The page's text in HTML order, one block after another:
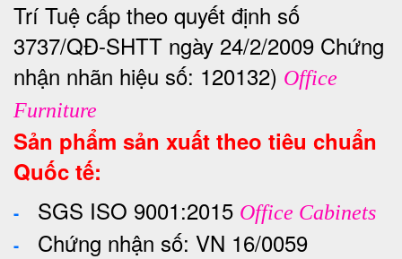
Trí Tuệ cấp theo quyết định số
3737/QĐ-SHTT ngày 24/2/2009 Chứng
nhận nhãn hiệu số: 120132) Office
Furniture
Sản phẩm sản xuất theo tiêu chuẩn
Quốc tế:
- SGS ISO 9001:2015 Office Cabinets
- Chứng nhận số: VN 16/0059